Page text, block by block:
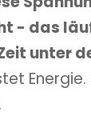
- das
unter